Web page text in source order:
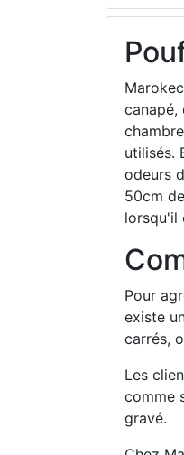
utilisés.
odeurs
50cm
lorsqu'il
Pour
existe
carrés,
Les
comme
gravé.